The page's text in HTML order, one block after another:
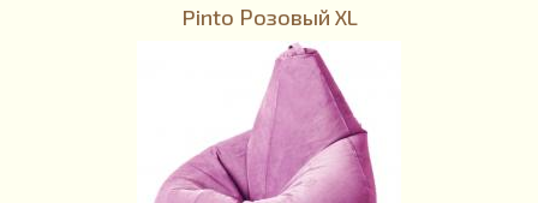
Pinto Розовый XL